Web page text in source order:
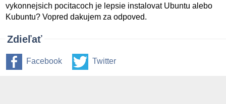
vykonnejsich pocitacoch je lepsie instalovat Ubuntu alebo
Kubuntu? Vopred dakujem za odpoved.
Zdieľať
Facebook Twitter